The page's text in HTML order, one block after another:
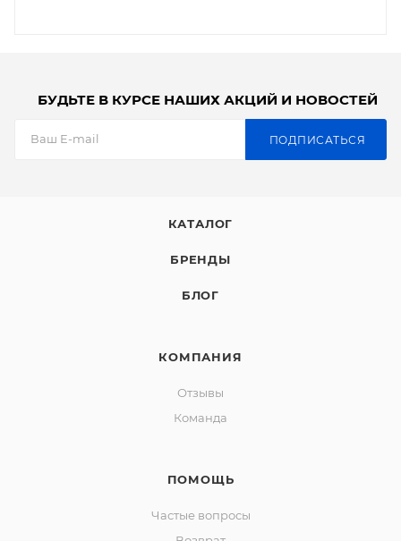
БУДЬТЕ В КУРСЕ НАШИХ АКЦИЙ И НОВОСТЕЙ
ПОДПИСАТЬСЯ
КАТАЛОГ
БРЕНДЫ
БЛОГ
КОМПАНИЯ
Отзывы
Команда
ПОМОЩЬ
Частые вопросы